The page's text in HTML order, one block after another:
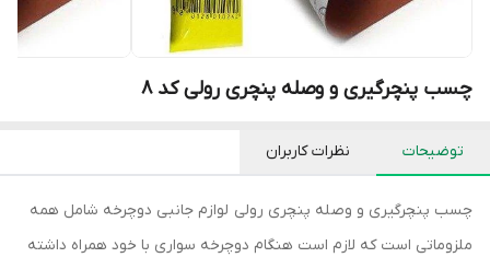
چسب پنچرگیری و وصله پنچری رولی کد 8
توضیحات نظرات کاربران
چسب پنچرگیری و وصله پنچری رولی لوازم جانبی دوچرخه شامل همه
ملزوماتی است که لازم است هنگام دوچرخه سواری با خود ‌همراه داشته